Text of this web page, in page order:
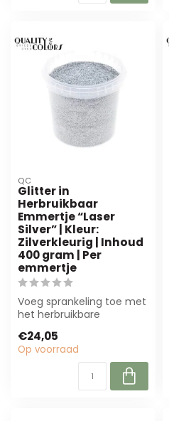
QC
Glitter in
Herbruikbaar
Emmertje “Laser
Silver” | Kleur:
Zilverkleurig | Inhoud
400 gram | Per
emmertje
Voeg sprankeling toe met
het herbruikbare
Deze 400 gram...
€24,05
Op voorraad